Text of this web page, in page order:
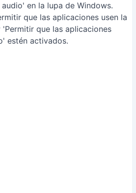
en la lupa de Windows.
que las aplicaciones usen la
que las aplicaciones
estén activados.